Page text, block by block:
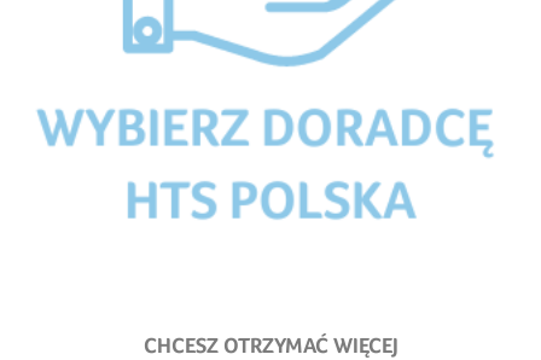
CHCESZ OTRZYMAĆ WIĘCEJ